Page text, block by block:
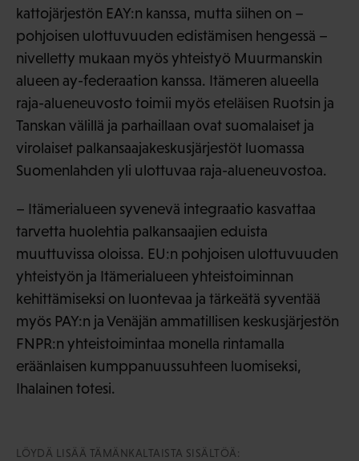
kattojärjestön EAY:n kanssa, mutta siihen on –
pohjoisen ulottuvuuden edistämisen hengessä –
nivelletty mukaan myös yhteistyö Muurmanskin
alueen ay-federaation kanssa. Itämeren alueella
raja-alueneuvosto toimii myös eteläisen Ruotsin ja
Tanskan välillä ja parhaillaan ovat suomalaiset ja
virolaiset palkansaajakeskusjärjestöt luomassa
Suomenlahden yli ulottuvaa raja-alueneuvostoa.
– Itämerialueen syvenevä integraatio kasvattaa
tarvetta huolehtia palkansaajien eduista
muuttuvissa oloissa. EU:n pohjoisen ulottuvuuden
yhteistyön ja Itämerialueen yhteistoiminnan
kehittämiseksi on luontevaa ja tärkeätä syventää
myös PAY:n ja Venäjän ammatillisen keskusjärjestön
FNPR:n yhteistoimintaa monella rintamalla
eräänlaisen kumppanuussuhteen luomiseksi,
Ihalainen totesi.
LÖYDÄ LISÄÄ TÄMÄNKALTAISTA SISÄLTÖÄ: